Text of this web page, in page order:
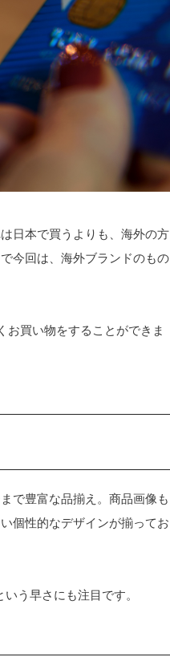
日本で買うよりも、海外の方
今回は、海外ブランドのもの
買い物をすることができま
で豊富な品揃え。商品画像も
個性的なデザインが揃ってお
う早さにも注目です。